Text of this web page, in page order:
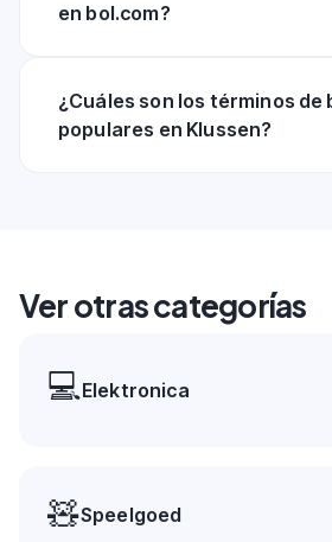
en bol.com?
¿Cuáles son los términos de
populares en Klussen?
Ver otras categorías
💻Elektronica
🧸Speelgoed